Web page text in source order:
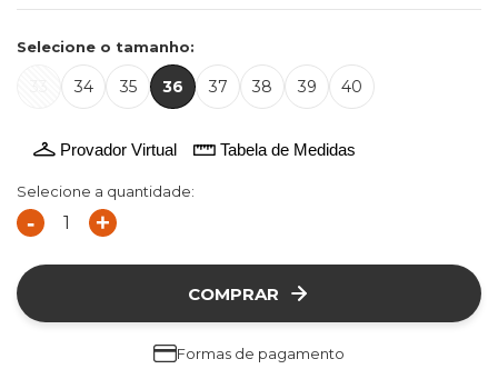
Selecione o tamanho:
34 35 36 37 38 39 40
Provador Virtual Tabela de Medidas
Selecione a quantidade:
- +
COMPRAR
Formas de pagamento